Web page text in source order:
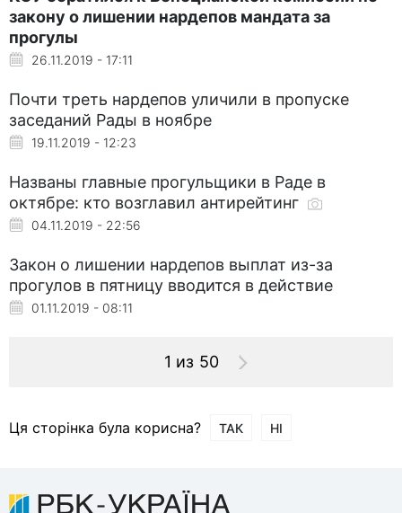
закону о лишении нардепов мандата за
прогулы
26.11.2019 - 17:11
Почти треть нардепов уличили в пропуске
заседаний Рады в ноябре
19.11.2019 - 12:23
Названы главные прогульщики в Раде в
октябре: кто возглавил антирейтинг
04.11.2019 - 22:56
Закон о лишении нардепов выплат из-за
прогулов в пятницу вводится в действие
01.11.2019 - 08:11
1 из 50
Ця сторінка була корисна? ТАК НІ